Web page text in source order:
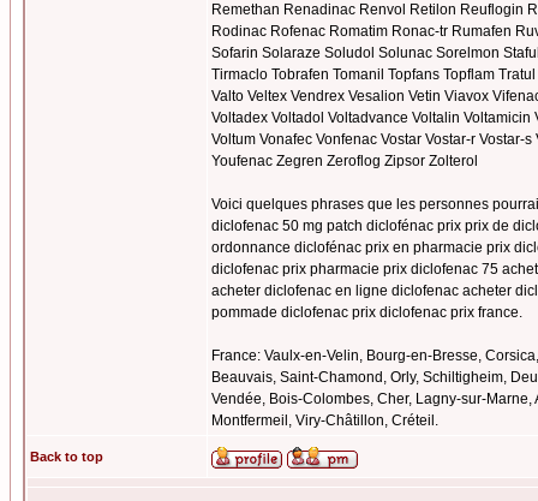
Remethan Renadinac Renvol Retilon Reuflogin
Rodinac Rofenac Romatim Ronac-tr Rumafen
Sofarin Solaraze Soludol Solunac Sorelmon
Tirmaclo Tobrafen Tomanil Topfans Topflam
Valto Veltex Vendrex Vesalion Vetin Viavox
Voltadex Voltadol Voltadvance Voltalin
Voltum Vonafec Vonfenac Vostar Vostar-r
Youfenac Zegren Zeroflog Zipsor Zolterol
Voici quelques phrases que les personnes
diclofenac 50 mg patch diclofénac prix prix de
ordonnance diclofénac prix en pharmacie prix
diclofenac prix pharmacie prix diclofenac 75
acheter diclofenac en ligne diclofenac acheter
pommade diclofenac prix diclofenac prix france.
France: Vaulx-en-Velin, Bourg-en-Bresse,
Beauvais, Saint-Chamond, Orly, Schiltigheim,
Vendée, Bois-Colombes, Cher, Lagny-sur-
Montfermeil, Viry-Châtillon, Créteil.
Back to top